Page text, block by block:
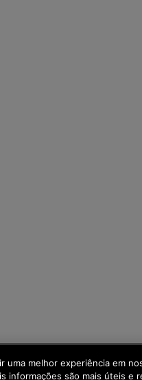
uma melhor experiência em
informações são mais úteis e